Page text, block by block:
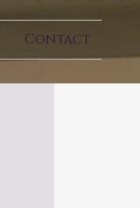
Contact